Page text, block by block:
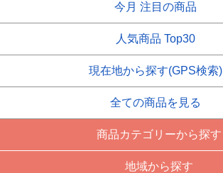
今月 注目の商品
人気商品 Top30
現在地から探す(GPS検索)
全ての商品を見る
商品カテゴリーから探す
地域から探す